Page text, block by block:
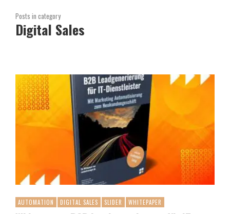
Posts in category
Digital Sales
AUTOMATION DIGITAL SALES SLIDER WHITEPAPER